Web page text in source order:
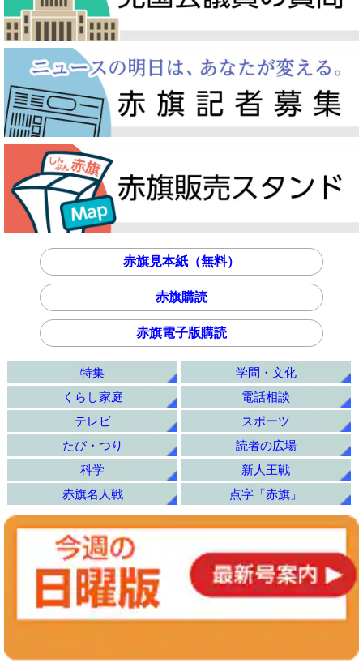
赤旗見本紙（無料）
赤旗購読
赤旗電子版購読
特集
学問・文化
くらし家庭
電話相談
テレビ
スポーツ
たび・つり
読者の広場
科学
新人王戦
赤旗名人戦
点字「赤旗」